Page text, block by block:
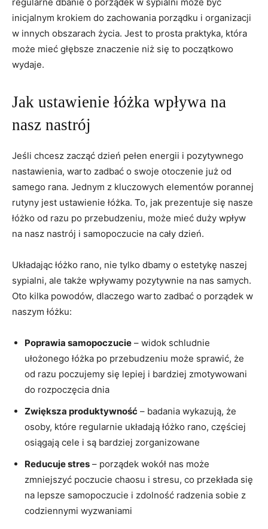
inicjalnym krokiem do ⁣zachowania porządku i organizacji
w innych obszarach życia. Jest to prosta praktyka, która
⁢może mieć głębsze znaczenie niż się to początkowo
wydaje.
Jak ustawienie łóżka​ wpływa na
nasz nastrój
Jeśli chcesz zacząć dzień pełen energii i pozytywnego
nastawienia, warto zadbać o swoje otoczenie‌ już od
⁣samego rana. Jednym ⁢z kluczowych elementów porannej
rutyny ‍jest ustawienie łóżka. To, jak ​prezentuje się nasze
łóżko ​od razu po‌ przebudzeniu, może ​mieć duży wpływ
na nasz nastrój‍ i samopoczucie na cały dzień.
Układając łóżko ⁣rano, ‍nie ‍tylko ‍dbamy o estetykę naszej
sypialni, ale ‌także wpływamy pozytywnie na‍ nas samych.
Oto kilka powodów, dlaczego warto zadbać o porządek ⁤w
naszym​ łóżku:
Poprawia samopoczucie – widok schludnie
ułożonego ⁤łóżka po przebudzeniu może sprawić, ⁣że
od razu poczujemy się ⁤lepiej i bardziej zmotywowani
⁤do rozpoczęcia dnia
Zwiększa produktywność – badania wykazują, że
osoby, które regularnie układają łóżko rano, częściej
osiągają ‍cele i‌ są bardziej zorganizowane
Reducuje stres – porządek wokół nas może
zmniejszyć poczucie ⁤chaosu i stresu, ⁣co przekłada się
na lepsze samopoczucie i​ zdolność‌ radzenia sobie z
codziennymi ‍wyzwaniami